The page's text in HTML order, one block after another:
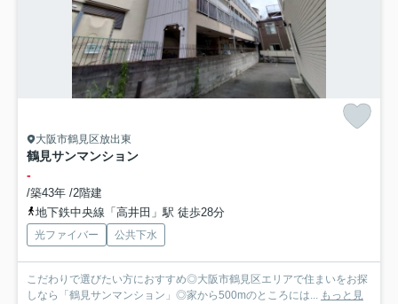
大阪市鶴見区放出東
鶴見サンマンション
-
/築43年 /2階建
地下鉄中央線「高井田」駅 徒歩28分
光ファイバー 公共下水
こだわりで選びたい方におすすめ◎大阪市鶴見区エリアで住まいをお探
しなら「鶴見サンマンション」◎家から500mのところには... もっと見